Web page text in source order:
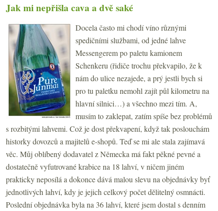
Jak mi nepřišla cava a dvě saké
Docela často mi chodí víno různými
spedičními službami, od jedné lahve
Messengerem po paletu kamionem
Schenkeru (řidiče trochu překvapilo, že k
nám do ulice nezajede, a prý jestli bych si
pro tu paletku nemohl zajít půl kilometru na
hlavní silnici…) a všechno mezi tím. A,
musím to zaklepat, zatím spíše bez problémů
s rozbitými lahvemi. Což je dost překvapení, když tak poslouchám
historky dovozců a majitelů e-shopů. Teď se mi ale stala zajímavá
věc. Můj oblíbený dodavatel z Německa má fakt pěkné pevné a
dostatečně vyfutrované krabice na 18 lahví, v ničem jiném
prakticky neposílá a dokonce dává malou slevu na objednávky byť
jednotlivých lahví, kdy je jejich celkový počet dělitelný osmnácti.
Poslední objednávka byla na 36 lahví, které jsem dostal s denním